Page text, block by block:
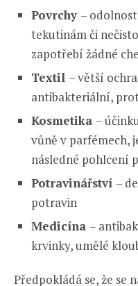
Povrchy –
tekutinám či
zapotřebí žádné
Textil – větší
antibakteriální,
Kosmetika –
vůně v parfémech,
následné pohlcení
Potravinářství –
potravin
Medicína –
krvinky, umělé
Předpokládá se, že se